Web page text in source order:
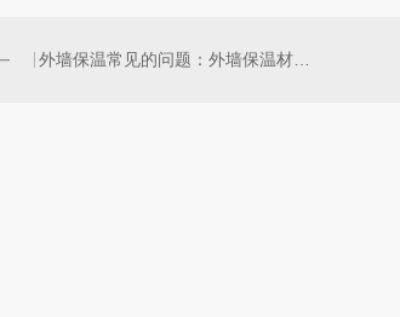
外墙保温常见的问题：外墙保温材料和施工操作规范性尤为重要